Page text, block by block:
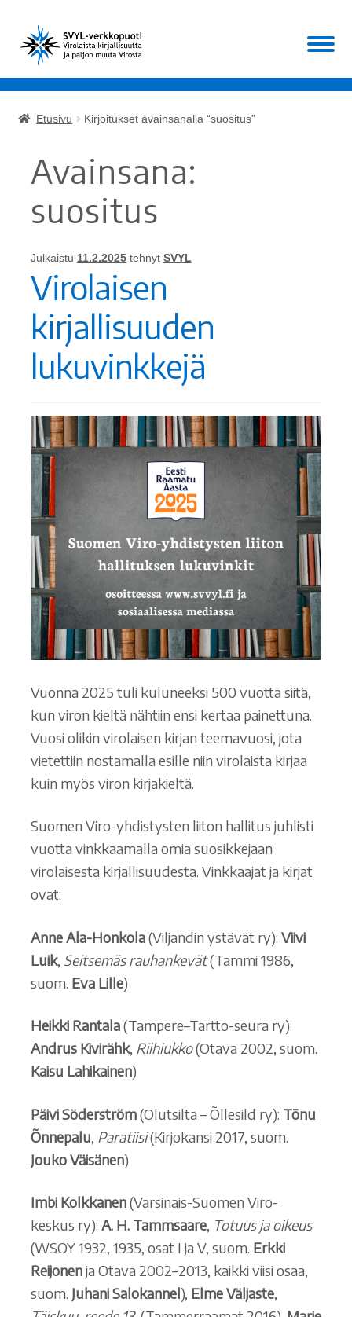
Siirry
navigointiin
Siirry
sisältöön
Valikko
Muut
ALE!
Ajankohtaista
Tilaus- ja sopimusehdot sekä tietosuojaseloste
Saavutettavuusseloste
Etusivu Kirjoitukset avainsanalla “suositus”
Avainsana:
suositus
Julkaistu 11.2.2025 tehnyt SVYL
Virolaisen
kirjallisuuden
lukuvinkkejä
Vuonna 2025 tuli kuluneeksi 500 vuotta siitä,
kun viron kieltä nähtiin ensi kertaa painettuna.
Vuosi olikin virolaisen kirjan teemavuosi, jota
vietettiin nostamalla esille niin virolaista kirjaa
kuin myös viron kirjakieltä.
Suomen Viro-yhdistysten liiton hallitus juhlisti
vuotta vinkkaamalla omia suosikkejaan
virolaisesta kirjallisuudesta. Vinkkaajat ja kirjat
ovat:
Anne Ala-Honkola(Viljandin ystävät ry): Viivi
Luik, Seitsemäs rauhankevät(Tammi 1986,
suom. Eva Lille)
Heikki Rantala(Tampere–Tartto-seura ry):
Andrus Kivirähk, Riihiukko(Otava 2002, suom.
Kaisu Lahikainen)
Päivi Söderström(Olutsilta – Õllesild ry): Tõnu
Õnnepalu, Paratiisi(Kirjokansi 2017, suom.
Jouko Väisänen)
Imbi Kolkkanen(Varsinais-Suomen Viro-
keskus ry): A. H. Tammsaare, Totuus ja oikeus
(WSOY 1932, 1935, osat I ja V, suom. Erkki
Reijonenja Otava 2002–2013, kaikki viisi osaa,
suom. JuhaniSalokannel), Elme Väljaste,